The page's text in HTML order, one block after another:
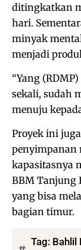
ditingkatkan
hari.
minyak
menjadi
“Yang
sekali, sudah
menuju
Proyek ini
penyimpanan
kapasitasnya
BBM Tanjung
yang bisa
bagian timur.
Tag: Bahlil